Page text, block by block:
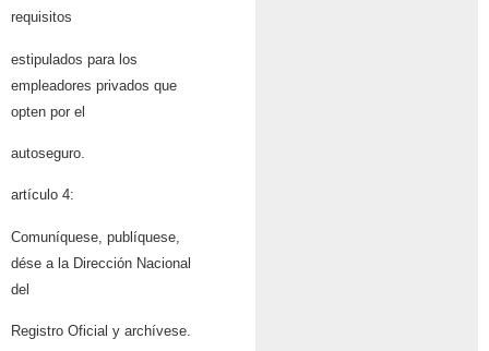
requisitos
estipulados para los
empleadores privados que
opten por el
autoseguro.
artículo 4:
Comuníquese, publíquese,
dése a la Dirección Nacional
del
Registro Oficial y archívese.